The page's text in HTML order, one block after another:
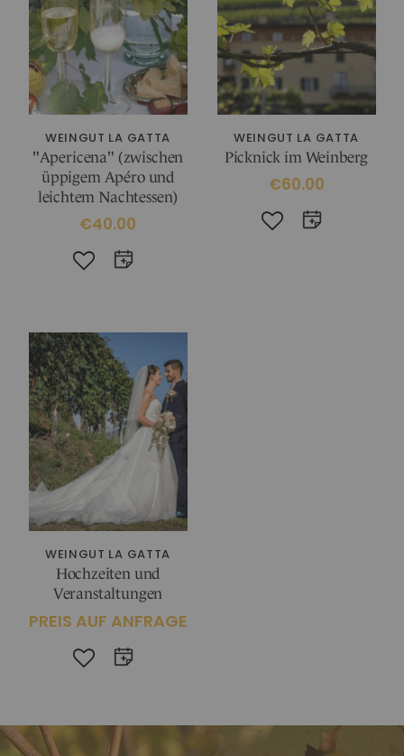
WEINGUT LA GATTA
"Apericena" (zwischen
üppigem Apéro und
leichtem Nachtessen)
€40.00
WEINGUT LA GATTA
Picknick im Weinberg
€60.00
WEINGUT LA GATTA
Hochzeiten und
Veranstaltungen
PREIS AUF ANFRAGE